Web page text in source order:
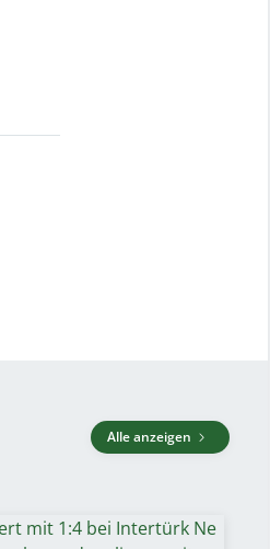
Alle anzeigen